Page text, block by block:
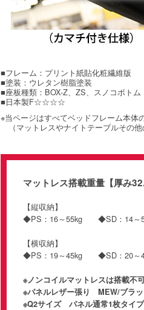
■フレーム：プリント紙貼化粧繊維版
■塗装：ウレタン樹脂塗装
■座板種類：BOX-Z、ZS、スノコボトム
■日本製F☆☆☆☆
※当ページはすべてベッドフレーム本体
（マットレスやナイトテーブルその他
マットレス搭載重量【厚み
【縦収納】
◆PS：16～55kg ◆SD：14
【横収納】
◆PS：19～45kg ◆SD：20～
※ノンコイルマットレスは搭載不
※パネルレザー張り MEW/ブラ
※Q2サイズ パネル通常1枚タイ